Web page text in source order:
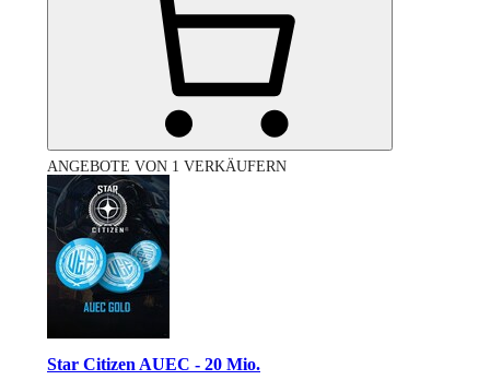
ANGEBOTE VON 1 VERKÄUFERN
Star Citizen AUEC - 20 Mio.